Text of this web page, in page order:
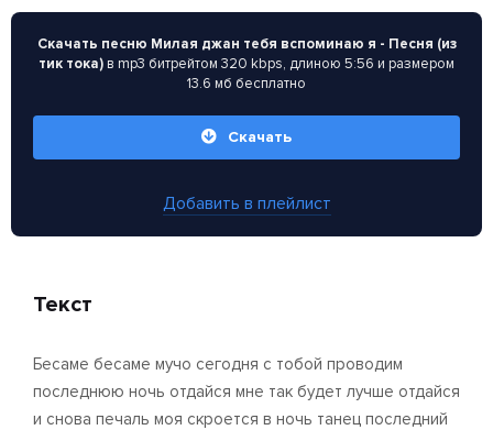
Скачать песню Милая джан тебя вспоминаю я - Песня (из
тик тока) в mp3 битрейтом 320 kbps, длиною 5:56 и размером
13.6 мб бесплатно
Скачать
Добавить в плейлист
Текст
Бесаме бесаме мучо сегодня с тобой проводим
последнюю ночь отдайся мне так будет лучше отдайся
и снова печаль моя скроется в ночь танец последний